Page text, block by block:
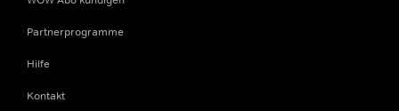
Partnerprogramme
Hilfe
Kontakt